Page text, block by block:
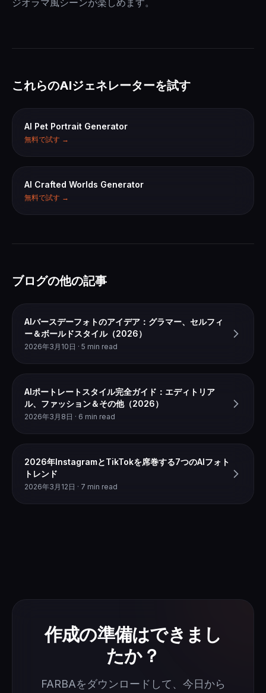
ジオラマ風シーンが楽しめます。
これらのAIジェネレーターを試す
AI Pet Portrait Generator
無料で試す →
AI Crafted Worlds Generator
無料で試す →
ブログの他の記事
AIバースデーフォトのアイデア：グラマー、セルフィ
ー＆ボールドスタイル（2026）
2026年3月10日 · 5 min read
AIポートレートスタイル完全ガイド：エディトリア
ル、ファッション＆その他（2026）
2026年3月8日 · 6 min read
2026年InstagramとTikTokを席巻する7つのAIフォト
トレンド
2026年3月12日 · 7 min read
作成の準備はできまし
たか？
FARBAをダウンロードして、今日から